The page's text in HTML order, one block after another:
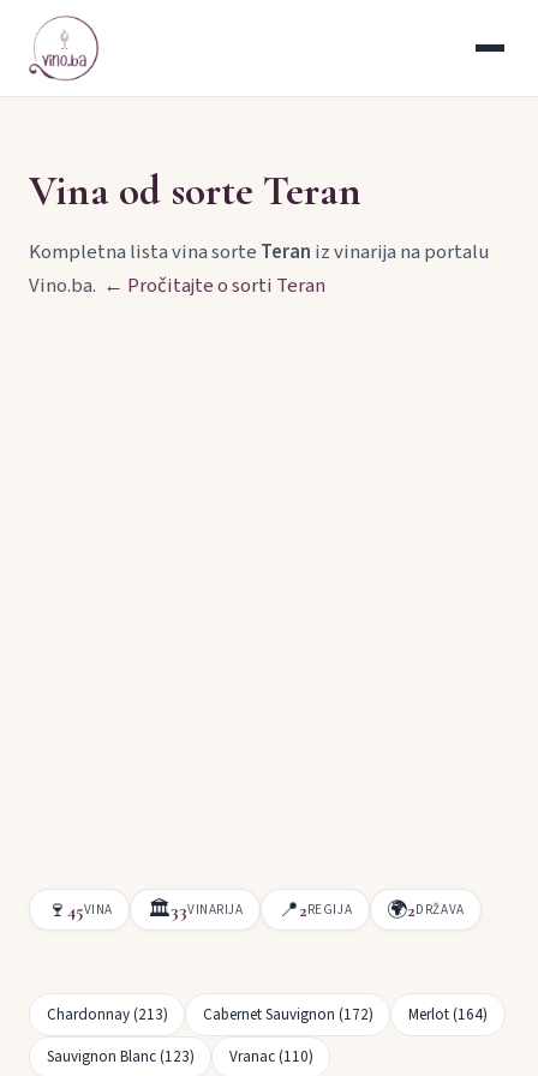
Vina od sorte Teran
Kompletna lista vina sorte Teran iz vinarija na portalu
Vino.ba. ← Pročitajte o sorti Teran
🍷 45VINA 🏛33VINARIJA 📍2REGIJA 🌍2DRŽAVA
Chardonnay (213) Cabernet Sauvignon (172)
Merlot (164)
Sauvignon Blanc (123)
Vranac (110)